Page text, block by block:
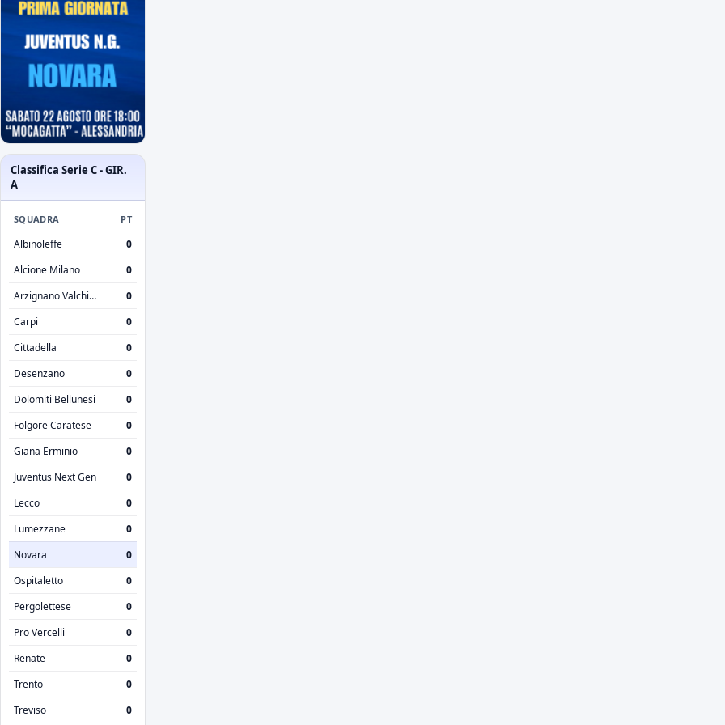
Classifica Serie C - GIR.
A
SQUADRA PT
Albinoleffe
0
Alcione Milano
0
Arzignano Valchiampo
0
Carpi
0
Cittadella
0
Desenzano
0
Dolomiti Bellunesi
0
Folgore Caratese
0
Giana Erminio
0
Juventus Next Gen
0
Lecco
0
Lumezzane
0
Novara
0
Ospitaletto
0
Pergolettese
0
Pro Vercelli
0
Renate
0
Trento
0
Treviso
0